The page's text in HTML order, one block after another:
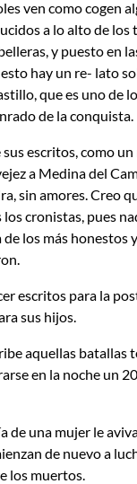
ven como cogen
a lo alto de los
y puesto en
hay un re- lato
que es uno de
de la conquista.
escritos, como un
a Medina del
sin amores. Creo
cronistas, pues
los más honestos
escritos para la
sus hijos.
aquellas batallas
en la noche un
de una mujer le
de nuevo a
los muertos.